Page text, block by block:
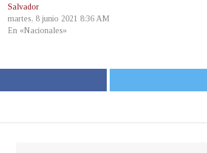
Salvador
martes, 8 junio 2021 8:36 AM
En «Nacionales»